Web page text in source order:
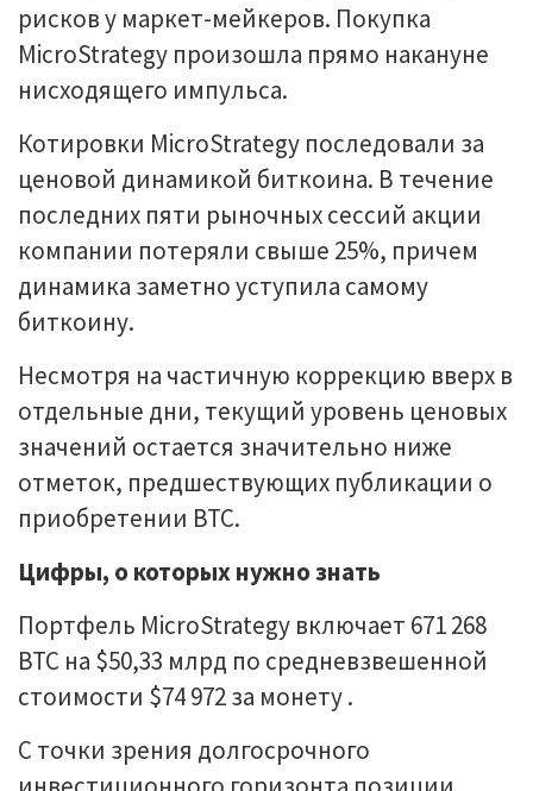
рисков у маркет-мейкеров. Покупка
MicroStrategy произошла прямо накануне
нисходящего импульса.
Котировки MicroStrategy последовали за
ценовой динамикой биткоина. В течение
последних пяти рыночных сессий акции
компании потеряли свыше 25%, причем
динамика заметно уступила самому
биткоину.
Несмотря на частичную коррекцию вверх в
отдельные дни, текущий уровень ценовых
значений остается значительно ниже
отметок, предшествующих публикации о
приобретении BTC.
Цифры, о которых нужно знать
Портфель MicroStrategy включает 671 268
BTC на $50,33 млрд по средневзвешенной
стоимости $74 972 за монету .
С точки зрения долгосрочного